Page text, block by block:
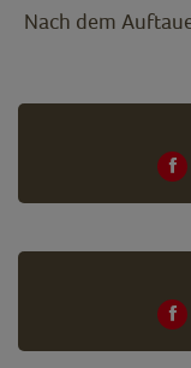
Nach dem